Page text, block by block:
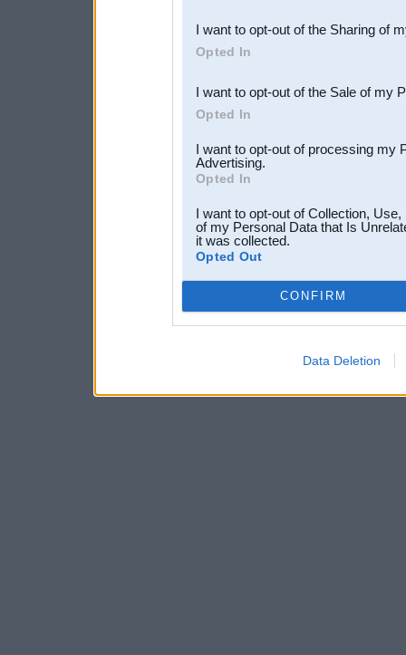
Downstream Participants
third parties.
I want to opt-out of the Sharing of
Opted In
I want to opt-out of the Sale of my
Opted In
I want to opt-out of processing my
Advertising.
Opted In
I want to opt-out of Collection,
of my Personal Data that Is
it was collected.
Opted Out
CONFIRM
Data Deletion